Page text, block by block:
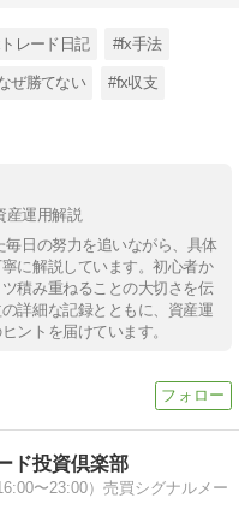
レード日記 #fx手法
ぜ勝てない #fx収支
産運用解説
日の努力を追いながら、具体
に解説しています。初心者か
積み重ねることの大切さを伝
詳細な記録とともに、資産運
ントを届けています。
ド投資倶楽部
〜23:00）売買シグナルメー